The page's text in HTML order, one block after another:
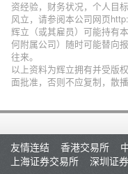
资经验，财务状况，个人目
风立，请参阅本公司网页
辉立（或其雇员）可能持有
何附属公司）随时可能替向
往来。
以上资料为辉立拥有并受版
面批准，否则不应复制，散播
友情连结
香港交易所
上海证券交易所
深圳证